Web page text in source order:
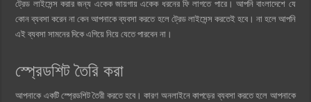
ট্রেড লাইসেন্স করার জন্য একেক জায়গায় একেক ধরনের ফি লাগতে পারে। আপনি বাংলাদেশে যে
কোন ব্যবসা করেন না কেন আপনাকে ব্যবসা করতে হলে ট্রেড লাইসেন্স করতেই হবে। না হলে আপনি
এই ব্যবসা সামনের দিকে এগিয়ে নিয়ে যেতে পারবেন না।
স্প্রেডশিট তৈরি করা
আপনাকে একটি স্প্রেডশিট তৈরী করতে হবে। কারণ অনলাইনে কাপড়ের ব্যবসা করতে হলে আপনাকে